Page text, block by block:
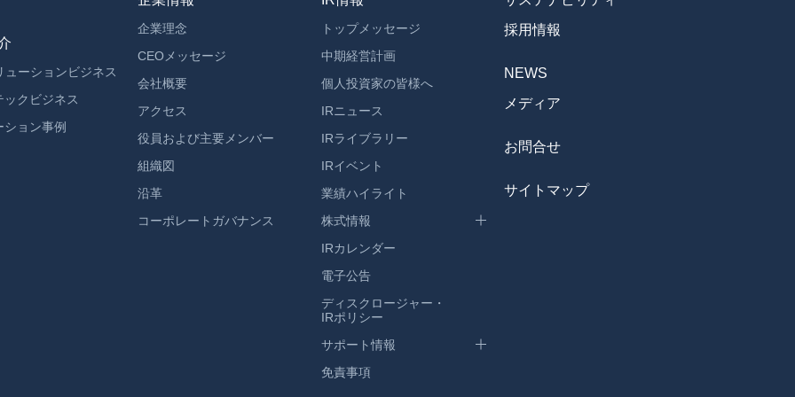
ューションビジネス
ックビジネス
ション事例
企業理念
CEOメッセージ
会社概要
アクセス
役員および主要メンバー
組織図
沿革
コーポレートガバナンス
トップメッセージ
中期経営計画
個人投資家の皆様へ
IRニュース
IRライブラリー
IRイベント
業績ハイライト
株式情報
IRカレンダー
電子公告
ディスクロージャー・
IRポリシー
サポート情報
免責事項
採用情報
NEWS
メディア
お問合せ
サイトマップ